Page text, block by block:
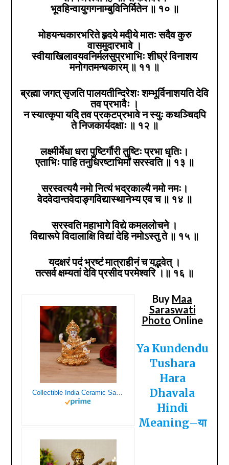
भूवहिन्वायुगगनाम्बुविनिर्मितेन ॥ १० ॥
मोहयन्धकारभरिते हृदये मदीये मातः सदैव कुरु
वासमुदारभावे ।
स्वीयाखिलावयवनिर्मलसुप्रभाभिः शीघ्रं विनाशय
मनोगतमन्धकारम्‌ ॥ ११ ॥
ब्रह्मा जगत्‌ सृजति पालयतीन्दिरेशः शम्भूर्विनाशयति देवि
तव प्रभावैः ।
न स्यात्कृपा यदि तव प्रकटप्रभावे न स्युः कथञ्चिदपि
ते निजकार्यदक्षाः ॥ १२ ॥
लक्ष्मीर्मेधा धरा पुष्टिर्गौरी तुष्टिः प्रभा धृतिः।
एताभिः पाहि तनुधिरष्टाभिर्मां सरस्वति ॥ १३ ॥
सरस्वत्ययै नमो नित्यं भद्रकाल्यै नमो नमः।
वेदवेदान्तवेदाङ्गविद्यास्थानेभ्य एव च ॥ १४ ॥
सरस्वति महाभागे विद्ये कमललोचने ।
विद्यारूपे विदालाक्षि विद्यां देहि नमोऽस्तु ते ॥ १५ ॥
यदक्षरं पदं भ्रष्टं मात्राहीनं च यद्भवेत्‌ ।
तत्सर्व क्षम्यतां देवि प्रसीद परमेश्वरि ।॥ १६ ॥
Collectible India Ceramic Saraswati Idol, 2.5 x 2.5 x 2 Inches, Golden & White
Buy Maa
Saraswati
Photo Online
Ya Kundendu
Tushara
Hara
Dhavala
Hindi
Meaning–या